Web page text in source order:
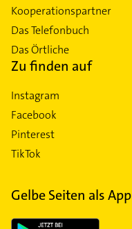
Kooperationspartner
Das Telefonbuch
Das Örtliche
Zu finden auf
Instagram
Facebook
Pinterest
TikTok
Gelbe Seiten als App